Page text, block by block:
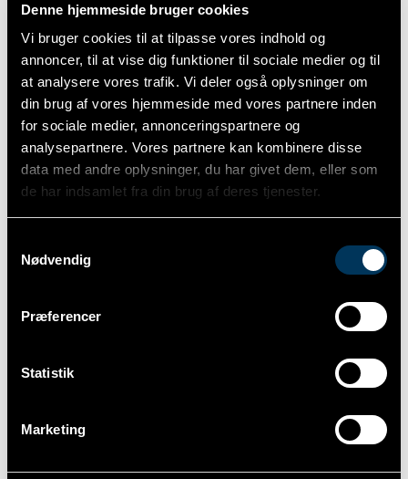
Denne hjemmeside bruger cookies
Vi bruger cookies til at tilpasse vores indhold og
annoncer, til at vise dig funktioner til sociale medier og til
at analysere vores trafik. Vi deler også oplysninger om
din brug af vores hjemmeside med vores partnere inden
for sociale medier, annonceringspartnere og
analysepartnere. Vores partnere kan kombinere disse
data med andre oplysninger, du har givet dem, eller som
de har indsamlet fra din brug af deres tjenester.
Nødvendig
Præferencer
Statistik
Marketing
– Forbliv aktiv: Selvom det er koldt, gør regelmæssig
motion en stor forskel for dit velvære.
– Spis sundt: Varme og nærende måltider kan styrke
kroppen, mens varme drikke holder dig varm indefra.
Gør vinteren mindeværdig
Vinteren byder på unikke oplevelser som frostklædte
skovture eller hyggelige aftener med familie og venner.
Tag på udflugt, når sneen ligger smukt, eller arranger en
brætspilsaften med varm suppe som omdrejningspunkt.
For mange er vinteren også tiden for julehygge og de små
Med en grundig forberedelse kan vinteren blive både
behagelig og mindeværdig. Sørg for, at både hjemmet,
på det praktiske, kan du læne dig tilbage og nyde
vinterens små glæder – fra den første sne til hyggelige